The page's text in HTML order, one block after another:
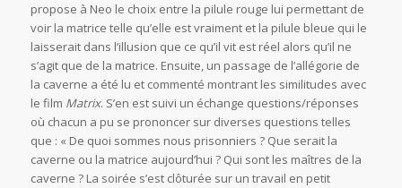
propose à Neo le choix entre la pilule rouge lui permettant de
voir la matrice telle qu’elle est vraiment et la pilule bleue qui le
laisserait dans l’illusion que ce qu’il vit est réel alors qu’il ne
s’agit que de la matrice. Ensuite, un passage de l’allégorie de
la caverne a été lu et commenté montrant les similitudes avec
le film Matrix. S’en est suivi un échange questions/réponses
où chacun a pu se prononcer sur diverses questions telles
que : « De quoi sommes nous prisonniers ? Que serait la
caverne ou la matrice aujourd’hui ? Qui sont les maîtres de la
caverne ? La soirée s’est clôturée sur un travail en petit